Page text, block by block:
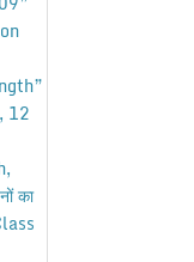
12
का